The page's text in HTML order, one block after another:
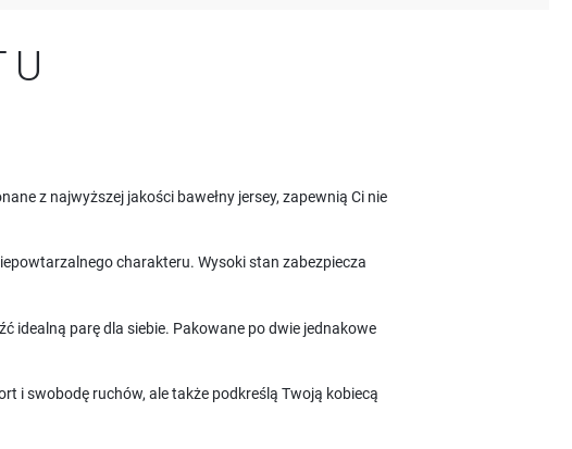
z najwyższej jakości bawełny jersey, zapewnią Ci nie
charakteru. Wysoki stan zabezpiecza
idealną parę dla siebie. Pakowane po dwie jednakowe
i swobodę ruchów, ale także podkreślą Twoją kobiecą